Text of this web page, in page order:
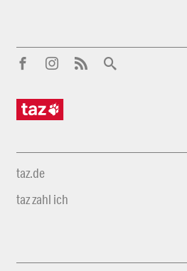
taz.de
taz zahl ich